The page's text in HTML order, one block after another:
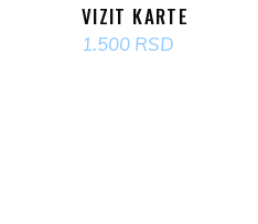
VIZIT KARTE
1.500 RSD